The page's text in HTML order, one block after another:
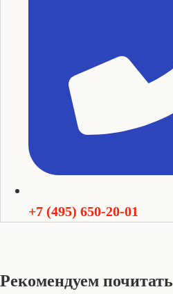
+7 (495) 650-20-01
Рекомендуем почитать